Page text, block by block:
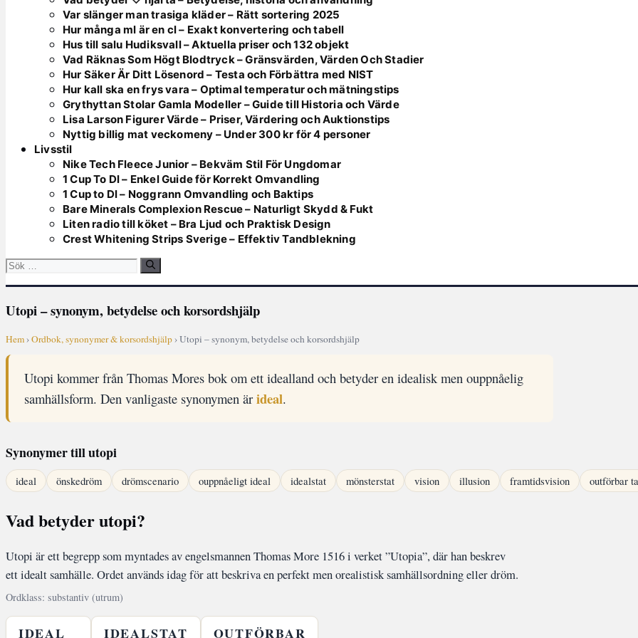
Var slänger man trasiga kläder – Rätt sortering 2025
Hur många ml är en cl – Exakt konvertering och tabell
Hus till salu Hudiksvall – Aktuella priser och 132 objekt
Vad Räknas Som Högt Blodtryck – Gränsvärden, Värden Och Stadier
Hur Säker Är Ditt Lösenord – Testa och Förbättra med NIST
Hur kall ska en frys vara – Optimal temperatur och mätningstips
Grythyttan Stolar Gamla Modeller – Guide till Historia och Värde
Lisa Larson Figurer Värde – Priser, Värdering och Auktionstips
Nyttig billig mat veckomeny – Under 300 kr för 4 personer
Livsstil
Nike Tech Fleece Junior – Bekväm Stil För Ungdomar
1 Cup To Dl – Enkel Guide för Korrekt Omvandling
1 Cup to Dl – Noggrann Omvandling och Baktips
Bare Minerals Complexion Rescue – Naturligt Skydd & Fukt
Liten radio till köket – Bra Ljud och Praktisk Design
Crest Whitening Strips Sverige – Effektiv Tandblekning
Sök
Utopi – synonym, betydelse och korsordshjälp
Hem›Ordbok, synonymer & korsordshjälp› Utopi – synonym, betydelse och korsordshjälp
Utopi kommer från Thomas Mores bok om ett idealland och betyder en idealisk men ouppnåelig
samhällsform. Den vanligaste synonymen ärideal.
Synonymer till utopi
ideal önskedröm drömscenario ouppnåeligt ideal idealstat mönsterstat vision illusion framtidsvision outförbar
Vad betyder utopi?
Utopi är ett begrepp som myntades av engelsmannen Thomas More 1516 i verket ”Utopia”, där han beskrev
ett idealt samhälle. Ordet används idag för att beskriva en perfekt men orealistisk samhällsordning eller dröm.
Ordklass: substantiv (utrum)
IDEAL IDEALSTAT OUTFÖRBAR